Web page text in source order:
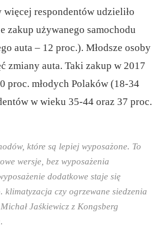
więcej respondentów udzieliło
zakup używanego samochodu
auta – 12 proc.). Młodsze osoby
zmiany auta. Taki zakup w 2017
proc. młodych Polaków (18-34
w wieku 35-44 oraz 37 proc.
które są lepiej wyposażone. To
wersje, bez wyposażenia
dodatkowe staje się
klimatyzacja czy ogrzewane siedzenia
Jaśkiewicz z Kongsberg